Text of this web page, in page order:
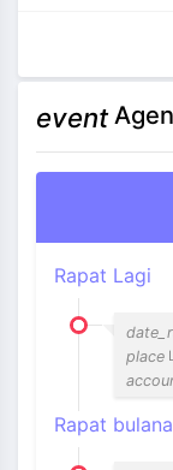
event
Rapat Lagi
place
Rapat